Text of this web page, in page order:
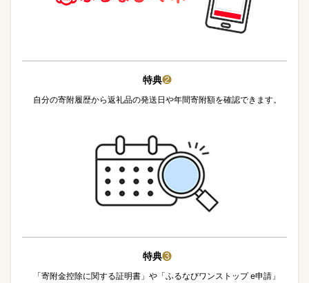
特典❷
自分の寄附履歴から返礼品の発送日や年間寄附額を確認できます。
特典❸
「寄附金控除に関する証明書」や「ふるなびワンストップ e申請」